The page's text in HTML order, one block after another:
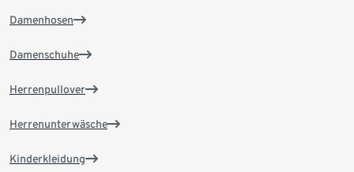
Damenhosen
Damenschuhe
Herrenpullover
Herrenunterwäsche
Kinderkleidung